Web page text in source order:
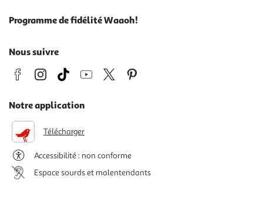
Programme de fidélité Waaoh!
Nous suivre
Notre application
Télécharger
Accessibilité : non conforme
Espace sourds et malentendants